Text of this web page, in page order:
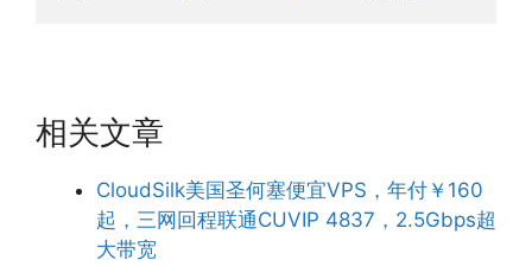
相关文章
CloudSilk美国圣何塞便宜VPS，年付￥160
起，三网回程联通CUVIP 4837，2.5Gbps超
大带宽